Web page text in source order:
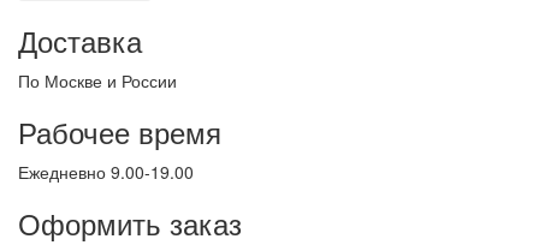
Доставка
По Москве и России
Рабочее время
Ежедневно 9.00-19.00
Оформить заказ